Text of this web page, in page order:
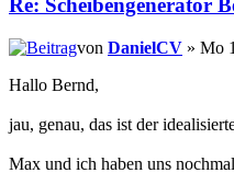
Re: Scheibengenerator
von DanielCV » Mo
Hallo Bernd,
jau, genau, das ist der
Max und ich haben uns